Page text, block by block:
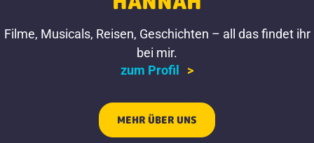
Filme, Musicals, Reisen, Geschichten – all das findet ihr
bei mir.
zum Profil
MEHR ÜBER UNS